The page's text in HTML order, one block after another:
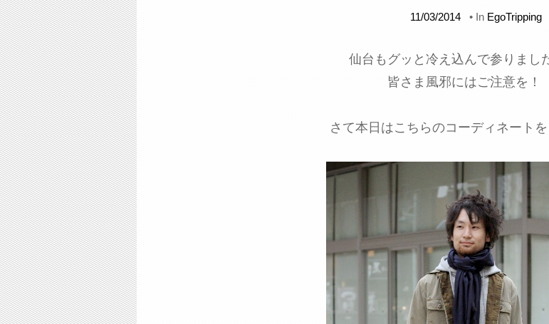
11/03/2014• In EgoTripping
仙台もグッと冷え込んで参りまし
皆さま風邪にはご注意を！
さて本日はこちらのコーディネートを